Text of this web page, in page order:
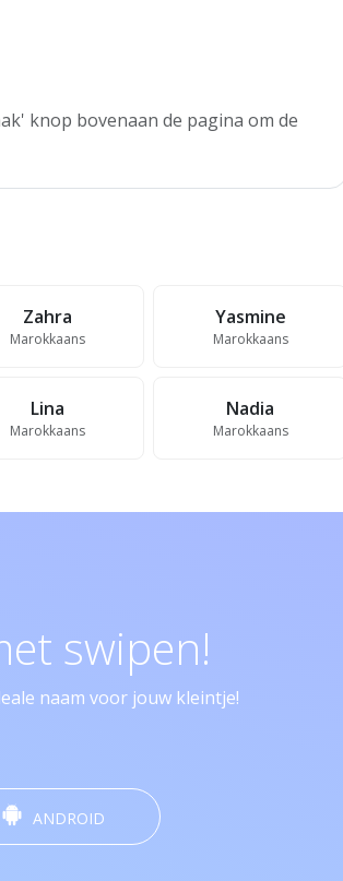
knop bovenaan de pagina om de
Zahra
Marokkaans
Yasmine
Marokkaans
Lina
Marokkaans
Nadia
Marokkaans
swipen!
naam voor jouw kleintje!
ANDROID